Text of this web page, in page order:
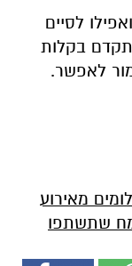
לסיים
בקלות
לאפשר.
מאירוע
שתשתפו